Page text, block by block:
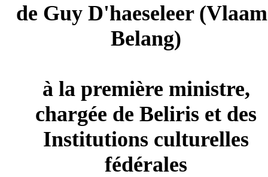
de Guy D'haeseleer
Belang)
à la première ministre,
chargée de Beliris et des
Institutions culturelles
fédérales